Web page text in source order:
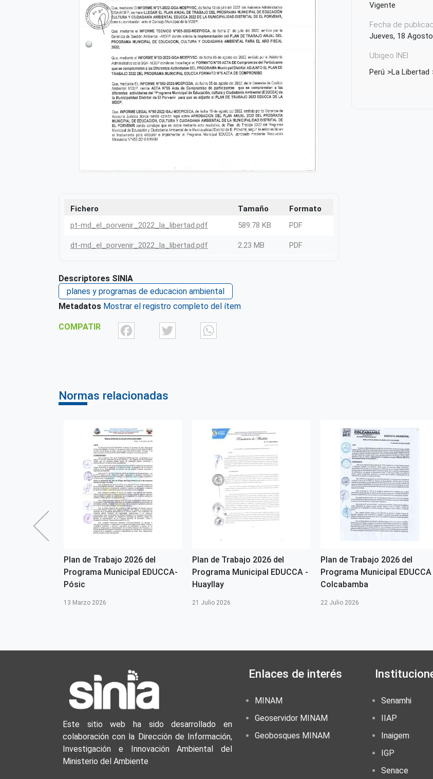
Fichero Tamaño
Formato
pt-md_el_porvenir_2022_la_libertad.pdf
589.78 KB PDF
dt-md_el_porvenir_2022_la_libertad.pdf 2.23 MB PDF
Descriptores SINIA
planes y programas de educacion ambiental
Metadatos Mostrar el registro completo del ítem
COMPATIR FacebookTwitter
Vigente
Fecha de
Jueves, 18
Ubigeo INEI
Perú
La Libertad
Normas relacionadas
Plan de Trabajo 2026 del
Programa Municipal EDUCCA-
Pósic
13 Marzo 2026
Plan de Trabajo 2026 del
Programa Municipal EDUCCA -
Huayllay
21 Julio 2026
Plan de Trabajo 2026 del
Programa Municipal EDUCCA
Colcabamba
22 Julio 2026
Este sitio web ha sido desarrollado en
colaboración con la Dirección de Información,
Investigación e Innovación Ambiental del
Ministerio del Ambiente
Enlaces de interés
MINAM
Geoservidor MINAM
Geobosques MINAM
Senamhi
IIAP
Inaigem
IGP
Senace